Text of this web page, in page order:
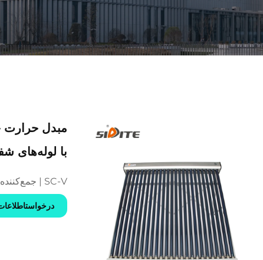
با لوله‌های
SC-V | جمع‌کننده خورشیدی غیر فشاری